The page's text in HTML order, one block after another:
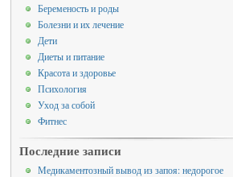
Беременость и роды
Болезни и их лечение
Дети
Диеты и питание
Красота и здоровье
Психология
Уход за собой
Фитнес
Последние записи
Медикаментозный вывод из запоя: недорогое